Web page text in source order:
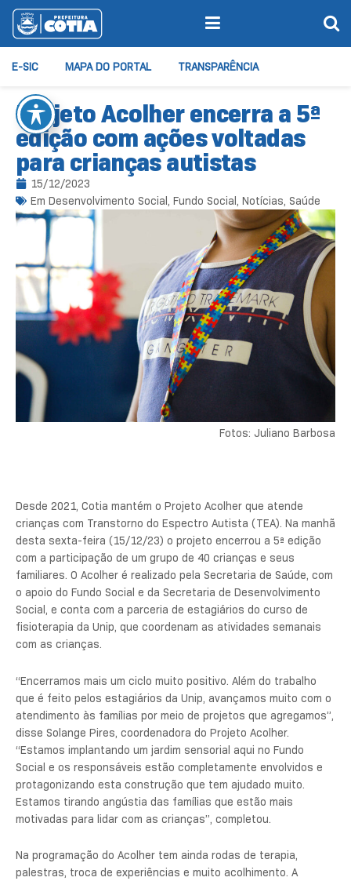
E-SIC MAPA DO PORTAL TRANSPARÊNCIA
Projeto Acolher encerra a 5ª
edição com ações voltadas
para crianças autistas
15/12/2023
Em Desenvolvimento Social, Fundo Social, Notícias, Saúde
Fotos: Juliano Barbosa
Desde 2021, Cotia mantém o Projeto Acolher que atende
crianças com Transtorno do Espectro Autista (TEA). Na manhã
desta sexta-feira (15/12/23) o projeto encerrou a 5ª edição
com a participação de um grupo de 40 crianças e seus
familiares. O Acolher é realizado pela Secretaria de Saúde, com
o apoio do Fundo Social e da Secretaria de Desenvolvimento
Social, e conta com a parceria de estagiários do curso de
fisioterapia da Unip, que coordenam as atividades semanais
com as crianças.
“Encerramos mais um ciclo muito positivo. Além do trabalho
que é feito pelos estagiários da Unip, avançamos muito com o
atendimento às famílias por meio de projetos que agregamos”,
disse Solange Pires, coordenadora do Projeto Acolher.
“Estamos implantando um jardim sensorial aqui no Fundo
Social e os responsáveis estão completamente envolvidos e
protagonizando esta construção que tem ajudado muito.
Estamos tirando angústia das famílias que estão mais
motivadas para lidar com as crianças”, completou.
Na programação do Acolher tem ainda rodas de terapia,
palestras, troca de experiências e muito acolhimento. A